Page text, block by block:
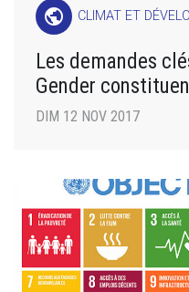
public CLIMAT ET
Les demandes
Gender
DIM 12 NOV 2017